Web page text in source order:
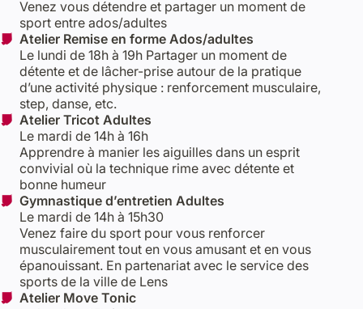
Venez vous détendre et partager un moment de
sport entre ados/adultes
Atelier Remise en forme Ados/adultes
Le lundi de 18h à 19h Partager un moment de
détente et de lâcher-prise autour de la pratique
d’une activité physique : renforcement musculaire,
step, danse, etc.
Atelier Tricot Adultes
Le mardi de 14h à 16h
Apprendre à manier les aiguilles dans un esprit
convivial où la technique rime avec détente et
bonne humeur
Gymnastique d’entretien Adultes
Le mardi de 14h à 15h30
Venez faire du sport pour vous renforcer
musculairement tout en vous amusant et en vous
épanouissant. En partenariat avec le service des
sports de la ville de Lens
Atelier Move Tonic